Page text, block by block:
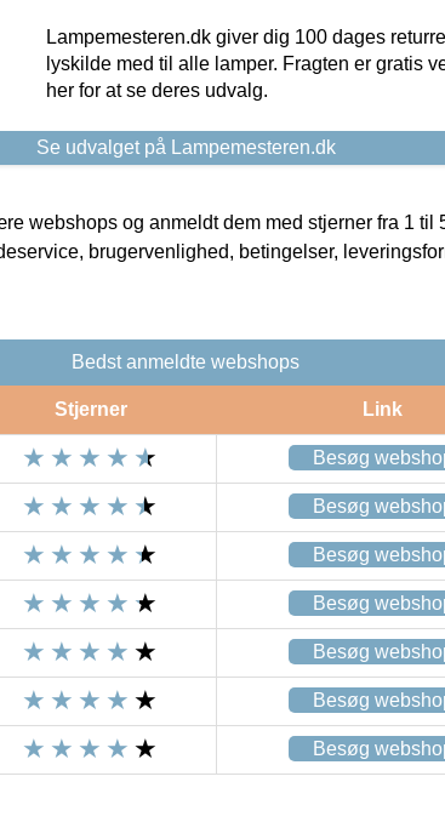
Lampemesteren.dk giver dig 100 dages
lyskilde med til alle lamper. Fragten er gratis
her for at se deres udvalg.
Se udvalget på Lampemesteren.dk
webshops og anmeldt dem med stjerner fra 1 til
brugervenlighed, betingelser,
Bedst anmeldte webshops
Stjerner Link
Besøg
Besøg
Besøg
Besøg
Besøg
Besøg
Besøg